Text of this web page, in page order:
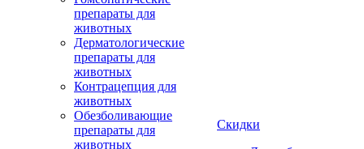
препараты для
животных
Дерматологические
препараты для
животных
Контрацепция для
животных
Обезболивающие
препараты для
животных
Скидки